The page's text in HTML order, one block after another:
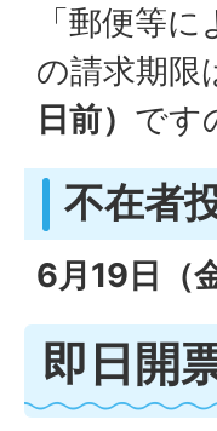
「郵便等
の請求期限
日前） です
不在者
6月19日（
即日開